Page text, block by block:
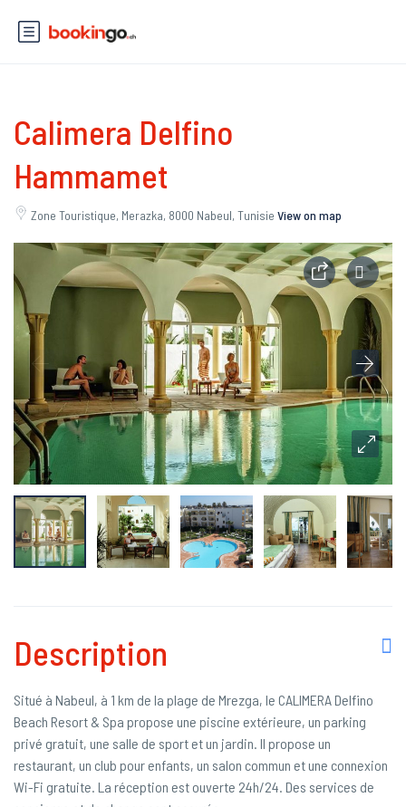
Calimera Delfino
Hammamet
Zone Touristique, Merazka, 8000 Nabeul, Tunisie View on map
Description
Situé à Nabeul, à 1 km de la plage de Mrezga, le CALIMERA Delfino
Beach Resort & Spa propose une piscine extérieure, un parking
privé gratuit, une salle de sport et un jardin. Il propose un
restaurant, un club pour enfants, un salon commun et une connexion
Wi-Fi gratuite. La réception est ouverte 24h/24. Des services de